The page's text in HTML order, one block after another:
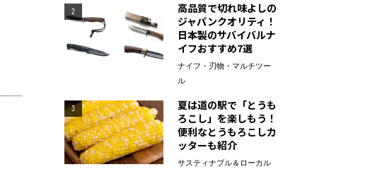
2
高品質で切れ味よしの
ジャパンクオリティ！
日本製のサバイバルナ
イフおすすめ7選
ナイフ・刃物・マルチツー
ル
3
夏は道の駅で「とうも
ろこし」を楽しもう！
便利なとうもろこしカ
ッターも紹介
サスティナブル＆ローカル